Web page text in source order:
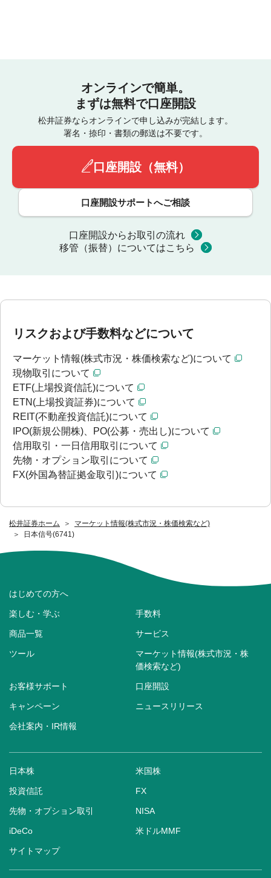
松井証券ホーム
マーケット情報(株式市況・株価検索など)
日本信号(6741)
オンラインで簡単。
まずは無料で口座開設
松井証券ならオンラインで申し込みが完結します。
署名・捺印・書類の郵送は不要です。
口座開設（無料）
口座開設サポートへご相談
口座開設からお取引の流れ
移管（振替）についてはこちら
リスクおよび手数料などについて
マーケット情報(株式市況・株価検索など)について
現物取引について
ETF(上場投資信託)について
ETN(上場投資証券)について
REIT(不動産投資信託)について
IPO(新規公開株)、PO(公募・売出し)について
信用取引・一日信用取引について
先物・オプション取引について
FX(外国為替証拠金取引)について
はじめての方へ
楽しむ・学ぶ 手数料
商品一覧 サービス
ツール
マーケット情報(株式市況・株
価検索など)
お客様サポート 口座開設
キャンペーン ニュースリリース
会社案内・IR情報
日本株 米国株
投資信託 FX
先物・オプション取引 NISA
iDeCo 米ドルMMF
サイトマップ